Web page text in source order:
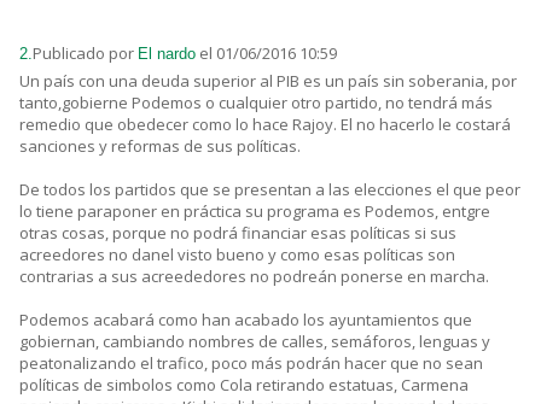
2. Publicado por El nardo el 01/06/2016 10:59
Un país con una deuda superior al PIB es un país sin soberania, por
tanto,gobierne Podemos o cualquier otro partido, no tendrá más
remedio que obedecer como lo hace Rajoy. El no hacerlo le costará
sanciones y reformas de sus políticas.
De todos los partidos que se presentan a las elecciones el que peor
lo tiene paraponer en práctica su programa es Podemos, entgre
otras cosas, porque no podrá financiar esas políticas si sus
acreedores no danel visto bueno y como esas políticas son
contrarias a sus acreededores no podreán ponerse en marcha.
Podemos acabará como han acabado los ayuntamientos que
gobiernan, cambiando nombres de calles, semáforos, lenguas y
peatonalizando el trafico, poco más podrán hacer que no sean
políticas de simbolos como Cola retirando estatuas, Carmena